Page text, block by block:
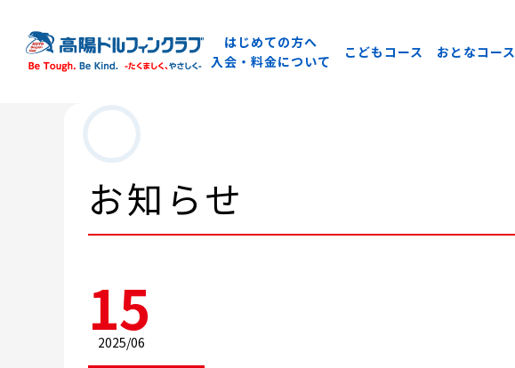
はじめての方へ
入会・料金について
こどもコース おとなコース
お知らせ
15
2025/06